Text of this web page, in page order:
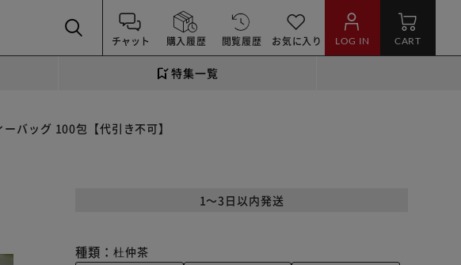
チャット 購入履歴 閲覧履歴 お気に入り LOG IN CART
特集一覧
バッグ 100包【代引き不可】
1～3日以内発送
種類： 杜仲茶